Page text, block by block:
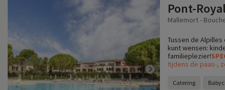
Pont-
Mallemort -
Tussen de
kunt wensen:
familieplezier!
tijdens de paas-,
Catering